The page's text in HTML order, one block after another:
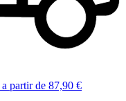
a partir de 87,90 €